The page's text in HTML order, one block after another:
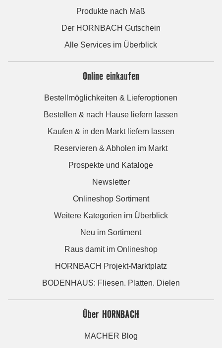
Produkte nach Maß
Der HORNBACH Gutschein
Alle Services im Überblick
Online einkaufen
Bestellmöglichkeiten & Lieferoptionen
Bestellen & nach Hause liefern lassen
Kaufen & in den Markt liefern lassen
Reservieren & Abholen im Markt
Prospekte und Kataloge
Newsletter
Onlineshop Sortiment
Weitere Kategorien im Überblick
Neu im Sortiment
Raus damit im Onlineshop
HORNBACH Projekt-Marktplatz
BODENHAUS: Fliesen. Platten. Dielen
Über HORNBACH
MACHER Blog